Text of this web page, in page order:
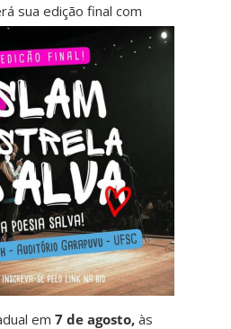
sua edição final com
em7 de agosto,às